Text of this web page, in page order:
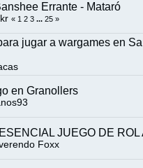
Errante - Mataró
« 1 2 3 ... 25 »
jugar a wargames en
en Granollers
JUEGO DE ROL
Foxx